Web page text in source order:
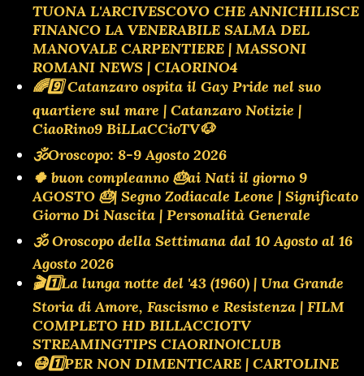
TUONA L'ARCIVESCOVO CHE ANNICHILISCE
FINANCO LA VENERABILE SALMA DEL
MANOVALE CARPENTIERE | MASSONI
ROMANI NEWS | CIAORINO4
🌈9️⃣ Catanzaro ospita il Gay Pride nel suo
quartiere sul mare | Catanzaro Notizie |
CiaoRino9 BiLLaCCioTV🐶
🕉Oroscopo: 8-9 Agosto 2026
🍀 buon compleanno 🎂ai Nati il giorno 9
AGOSTO 🎂| Segno Zodiacale Leone | Significato
Giorno Di Nascita | Personalità Generale
🕉 Oroscopo della Settimana dal 10 Agosto al 16
Agosto 2026
🎬1️⃣La lunga notte del '43 (1960) | Una Grande
Storia di Amore, Fascismo e Resistenza | FILM
COMPLETO HD BILLACCIOTV
STREAMINGTIPS CIAORINO!CLUB
😷1️⃣PER NON DIMENTICARE | CARTOLINE